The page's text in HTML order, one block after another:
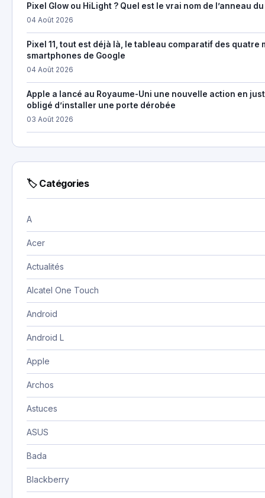
Pixel Glow ou HiLight ? Quel est le vrai nom de l’anneau du
04 Août 2026
Pixel 11, tout est déjà là, le tableau comparatif des quatre
smartphones de Google
04 Août 2026
Apple a lancé au Royaume-Uni une nouvelle action en
obligé d’installer une porte dérobée
03 Août 2026
🏷 Catégories
A
Acer
Actualités
Alcatel One Touch
Android
Android L
Apple
Archos
Astuces
ASUS
Bada
Blackberry